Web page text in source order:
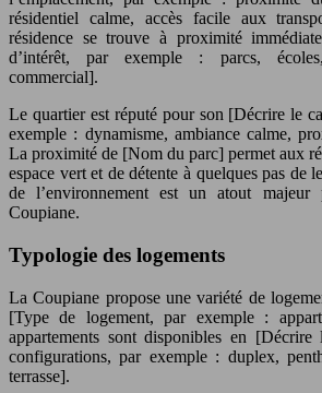
résidentiel calme, accès facile aux
résidence se trouve à proximité
d’intérêt, par exemple : parcs,
commercial].
Le quartier est réputé pour son [Décrire le
exemple : dynamisme, ambiance calme,
La proximité de [Nom du parc] permet aux
espace vert et de détente à quelques pas de
de l’environnement est un atout
Coupiane.
Typologie des logements
La Coupiane propose une variété de
[Type de logement, par exemple :
appartements sont disponibles en
configurations, par exemple : duplex,
terrasse].